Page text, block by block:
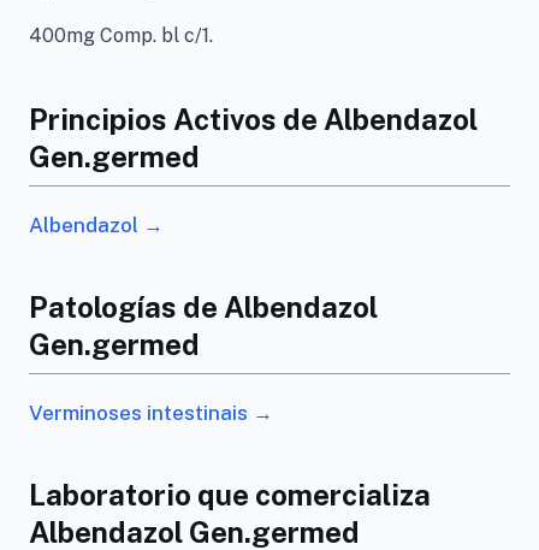
400mg Comp. bl c/1.
Principios Activos de Albendazol
Gen.germed
Albendazol →
Patologías de Albendazol
Gen.germed
Verminoses intestinais →
Laboratorio que comercializa
Albendazol Gen.germed